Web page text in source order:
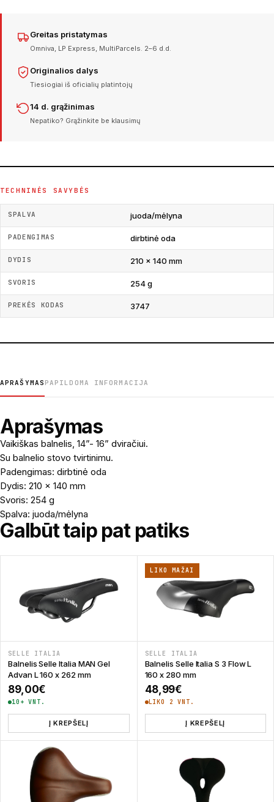
Greitas pristatymas
Omniva, LP Express, MultiParcels. 2–6 d.d.
Originalios dalys
Tiesiogiai iš oficialių platintojų
14 d. grąžinimas
Nepatiko? Grąžinkite be klausimų
TECHNINĖS SAVYBĖS
SPALVA juoda/mėlyna
PADENGIMAS dirbtinė oda
DYDIS 210 x 140 mm
SVORIS 254 g
PREKĖS KODAS 3747
APRAŠYMAS PAPILDOMA INFORMACIJA
Aprašymas
Vaikiškas balnelis, 14”- 16” dviračiui.
Su balnelio stovo tvirtinimu.
Padengimas: dirbtinė oda
Dydis: 210 x 140 mm
Svoris: 254 g
Spalva: juoda/mėlyna
Galbūt taip pat patiks
SELLE ITALIA
Balnelis Selle Italia MAN Gel
Advan L 160 x 262 mm
89,00€
10+ VNT.
Į KREPŠELĮ
LIKO MAŽAI
SELLE ITALIA
Balnelis Selle Italia S 3 Flow L
160 x 280 mm
48,99€
LIKO 2 VNT.
Į KREPŠELĮ